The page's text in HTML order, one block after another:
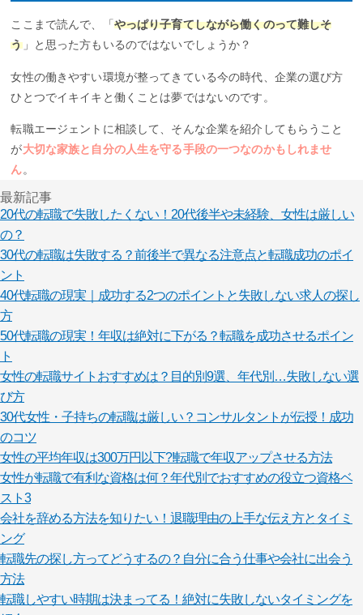
ここまで読んで、「 やっぱり子育てしながら働くのって難しそ
う」と思った方もいるのではないでしょうか？
女性の働きやすい環境が整ってきている今の時代、企業の選び方
ひとつでイキイキと働くことは夢ではないのです。
転職エージェントに相談して、そんな企業を紹介してもらうこと
が大切な家族と自分の人生を守る手段の一つなのかもしれませ
ん。
最新記事
20代の転職で失敗したくない！20代後半や未経験、女性は厳しい
の？
30代の転職は失敗する？前後半で異なる注意点と転職成功のポイ
ント
40代転職の現実｜成功する2つのポイントと失敗しない求人の探し
方
50代転職の現実！年収は絶対に下がる？転職を成功させるポイン
ト
女性の転職サイトおすすめは？目的別9選、年代別…失敗しない選
び方
30代女性・子持ちの転職は厳しい？コンサルタントが伝授！成功
のコツ
女性の平均年収は300万円以下?!転職で年収アップさせる方法
女性が転職で有利な資格は何？年代別でおすすめの役立つ資格ベ
スト3
会社を辞める方法を知りたい！退職理由の上手な伝え方とタイミ
ング
転職先の探し方ってどうするの？自分に合う仕事や会社に出会う
方法
転職しやすい時期は決まってる！絶対に失敗しないタイミングを